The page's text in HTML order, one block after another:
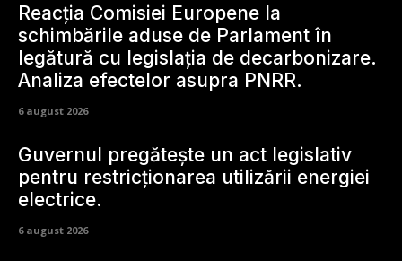
Reacția Comisiei Europene la
schimbările aduse de Parlament în
legătură cu legislația de decarbonizare.
Analiza efectelor asupra PNRR.
6 august 2026
Guvernul pregătește un act legislativ
pentru restricționarea utilizării energiei
electrice.
6 august 2026